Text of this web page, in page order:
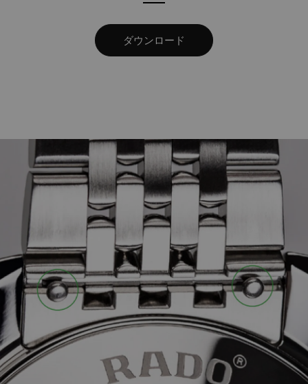
ダウンロード